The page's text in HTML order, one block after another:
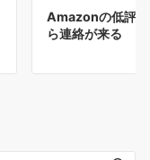
Amazonの低評
ら連絡が来る